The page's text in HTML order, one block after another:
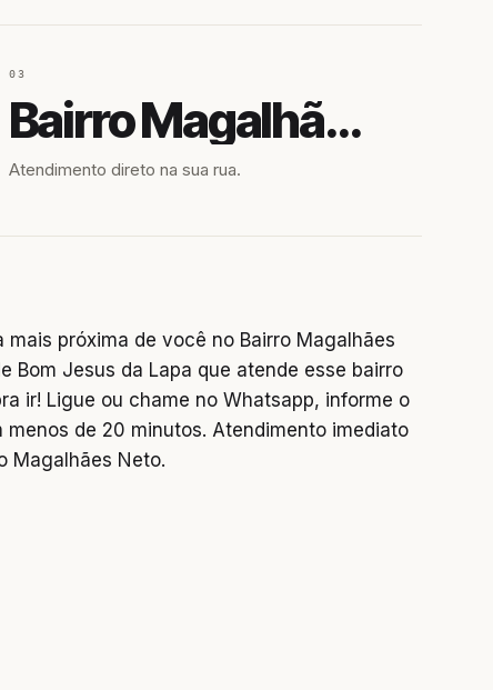
03
Bairro Magalhães Neto
Atendimento direto na sua rua.
mais próxima de você no Bairro Magalhães
Bom Jesus da Lapa que atende esse bairro
ir! Ligue ou chame no Whatsapp, informe o
de 20 minutos. Atendimento imediato
Magalhães Neto.